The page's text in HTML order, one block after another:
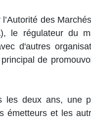
des
le régulateur du
d'autres
de
les deux ans, une
émetteurs et les